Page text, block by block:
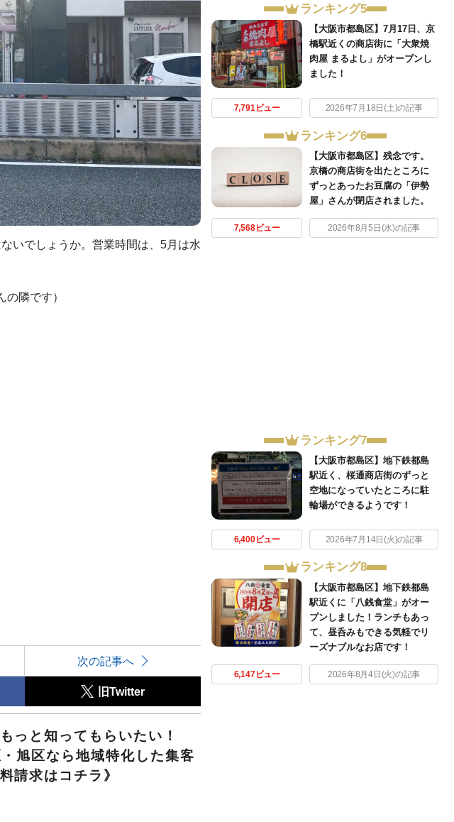
いでしょうか。営業時間は、5月は水
隣です）
次の記事へ
旧Twitter
っと知ってもらいたい！
旭区なら地域特化した集客
請求はコチラ》
ランキング5
【大阪市都島区】7月17日、京
橋駅近くの商店街に「大衆焼
肉屋 まるよし」がオープンし
ました！
7,791ビュー 2026年7月18日(土)の記事
ランキング6
【大阪市都島区】残念です。
京橋の商店街を出たところに
ずっとあったお豆腐の「伊勢
屋」さんが閉店されました。
7,568ビュー 2026年8月5日(水)の記事
ランキング7
【大阪市都島区】地下鉄都島
駅近く、桜通商店街のずっと
空地になっていたところに駐
輪場ができるようです！
6,400ビュー 2026年7月14日(火)の記事
ランキング8
【大阪市都島区】地下鉄都島
駅近くに「八銭食堂」がオー
プンしました！ランチもあっ
て、昼呑みもできる気軽でリ
ーズナブルなお店です！
6,147ビュー 2026年8月4日(火)の記事